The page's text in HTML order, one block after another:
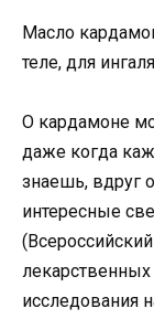
Масло
теле, для
О кардамоне
даже когда
знаешь, вдруг
интересные
лекарственных
исследования